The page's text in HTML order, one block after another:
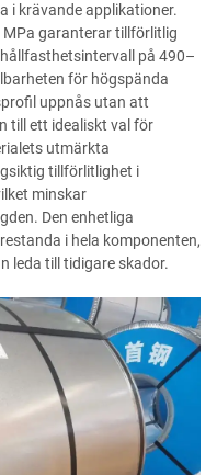
i krävande applikationer.
garanterar tillförlitlig
på 490–
för högspända
uppnås utan att
till ett idealiskt val för
utmärkta
tillförlitlighet i
minskar
Den enhetliga
i hela komponenten,
leda till tidigare skador.